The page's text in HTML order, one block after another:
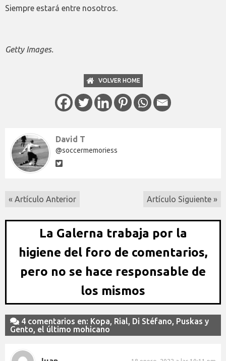
Siempre estará entre nosotros.
Getty Images.
VOLVER HOME
David T
@soccermemoriess
« Artículo Anterior Artículo Siguiente »
La Galerna trabaja por la
higiene del foro de comentarios,
pero no se hace responsable de
los mismos
4 comentarios en: Kopa, Rial, Di Stéfano, Puskas y
Gento, el último mohicano